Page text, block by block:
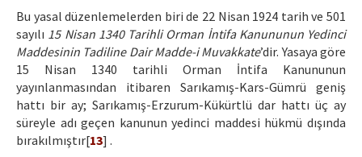
Bu yasal düzenlemelerden biri de 22 Nisan 1924 tarih ve 501
sayılı 15 Nisan 1340 Tarihli Orman İntifa Kanununun Yedinci
Maddesinin Tadiline Dair Madde-i Muvakkate’dir. Yasaya göre
15 Nisan 1340 tarihli Orman İntifa Kanununun
yayınlanmasından itibaren Sarıkamış-Kars-Gümrü geniş
hattı bir ay; Sarıkamış-Erzurum-Kükürtlü dar hattı üç ay
süreyle adı geçen kanunun yedinci maddesi hükmü dışında
bırakılmıştır[13] .